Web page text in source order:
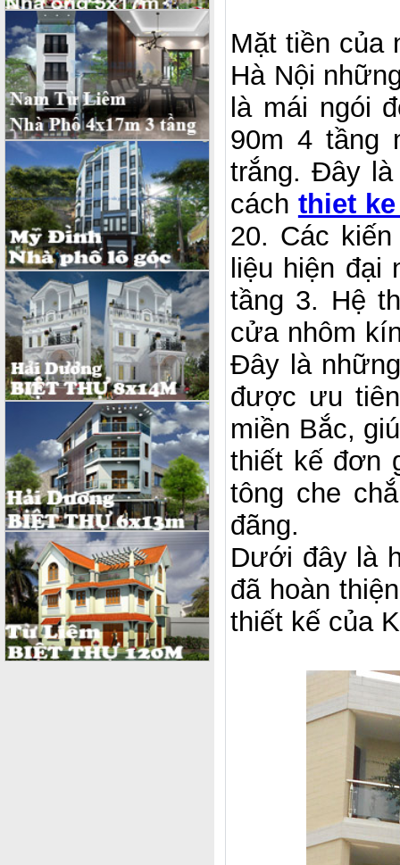
Mặt tiền của
Hà Nội
là mái ngói
90m 4 tầng
trắng. Đây là
cách thiet
20. Các
liệu hiện
tầng 3. Hệ
cửa nhôm
Đây là
được ưu
miền Bắc,
thiết kế đơn
tông che
đãng.
Dưới đây là
đã hoàn
thiết kế của